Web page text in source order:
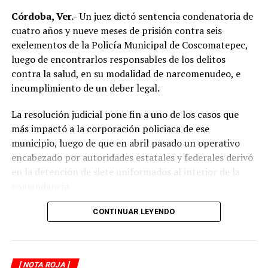
límites de velocidad y aumentar la distancia de
seguridad entre vehículos, especialmente durante la
temporada de lluvias, cuando el riesgo de accidentes se
incrementa en las carreteras de la región.
La circulación en la zona se vio afectada por algunos
minutos mientras se realizaban las labores de auxilio y el
levantamiento de indicios por parte de las autoridades.
Posteriormente, el tránsito fue restablecido de manera
normal.
Córdoba, Ver.-Un juez dictó sentencia condenatoria de
cuatro años y nueve meses de prisión contra seis
exelementos de la Policía Municipal de Coscomatepec,
luego de encontrarlos responsables de los delitos
contra la salud, en su modalidad de narcomenudeo, e
incumplimiento de un deber legal.
La resolución judicial pone fin a uno de los casos que
más impactó a la corporación policiaca de ese
municipio, luego de que en abril pasado un operativo
encabezado por autoridades estatales y federales derivó
en la detención de siete uniformados al interior de la
La intervención se realizó el 10 de abril mediante un
despliegue conjunto de agentes de la Policía Ministerial,
elementos de la Secretaría de Marina (Semar) y de la
Secretaría de Seguridad Pública (SSP), quienes
CONTINUAR LEYENDO
[ NOTA ROJA ]